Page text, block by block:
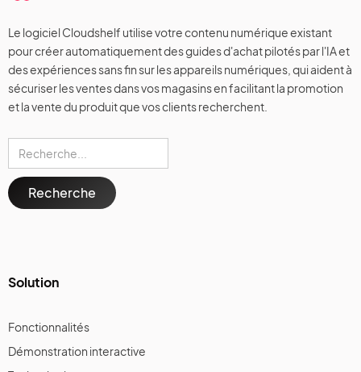
Le logiciel Cloudshelf utilise votre contenu numérique existant
pour créer automatiquement des guides d'achat pilotés par l'IA et
des expériences sans fin sur les appareils numériques, qui aident à
sécuriser les ventes dans vos magasins en facilitant la promotion
et la vente du produit que vos clients recherchent.
Solution
Fonctionnalités
Démonstration interactive